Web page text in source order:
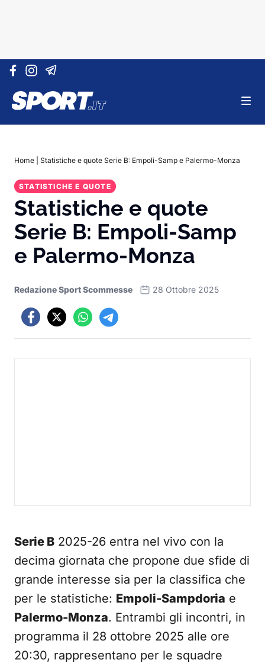
Vai al contenuto
Home Statistiche e quote Serie B: Empoli-Samp e Palermo-Monza
STATISTICHE E QUOTE
Statistiche e quote
Serie B: Empoli-Samp
e Palermo-Monza
Redazione Sport Scommesse 28 Ottobre 2025
Serie B 2025-26 entra nel vivo con la
decima giornata che propone due sfide di
grande interesse sia per la classifica che
per le statistiche: Empoli-Sampdoria e
Palermo-Monza. Entrambi gli incontri, in
programma il 28 ottobre 2025 alle ore
20:30, rappresentano per le squadre